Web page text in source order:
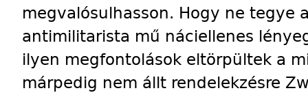
megvalósulhasson. Hogy ne tegye
antimilitarista mű náciellenes
ilyen megfontolások eltörpültek a
márpedig nem állt rendelekzésre